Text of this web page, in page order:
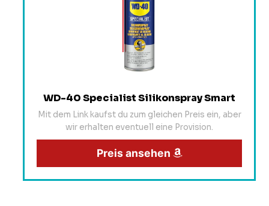
WD-40 Specialist Silikonspray Smart
Mit dem Link kaufst du zum gleichen Preis ein, aber
wir erhalten eventuell eine Provision.
Preis ansehen